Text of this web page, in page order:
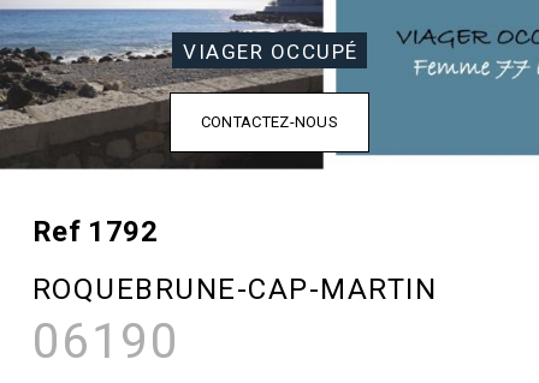
VIAGER OCCUPÉ
CONTACTEZ-NOUS
Ref 1792
ROQUEBRUNE-CAP-MARTIN
06190